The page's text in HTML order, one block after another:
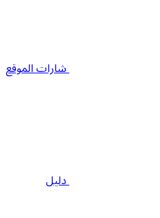
شارات الموقع
دليل